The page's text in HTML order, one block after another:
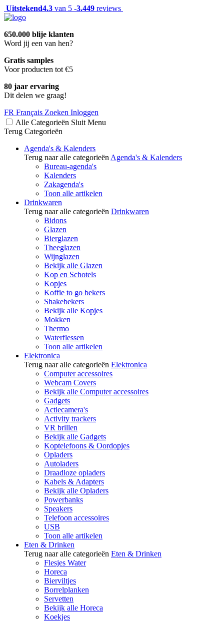
Uitstekend4.3 van 5 -3.449 reviews
650.000 blije klanten
Word jij een van hen?
Gratis samples
Voor producten tot €5
80 jaar ervaring
Dit delen we graag!
FR Français Zoeken Inloggen
Alle Categorieën Sluit Menu
Terug Categorieën
Agenda's & Kalenders
Terug naar alle categorieën Agenda's & Kalenders
Bureau-agenda's
Kalenders
Zakagenda's
Toon alle artikelen
Drinkwaren
Terug naar alle categorieën Drinkwaren
Bidons
Glazen
Bierglazen
Theeglazen
Wijnglazen
Bekijk alle Glazen
Kop en Schotels
Kopjes
Koffie to go bekers
Shakebekers
Bekijk alle Kopjes
Mokken
Thermo
Waterflessen
Toon alle artikelen
Elektronica
Terug naar alle categorieën Elektronica
Computer accessoires
Webcam Covers
Bekijk alle Computer accessoires
Gadgets
Actiecamera's
Activity trackers
VR brillen
Bekijk alle Gadgets
Koptelefoons & Oordopjes
Opladers
Autoladers
Draadloze opladers
Kabels & Adapters
Bekijk alle Opladers
Powerbanks
Speakers
Telefoon accessoires
USB
Toon alle artikelen
Eten & Drinken
Terug naar alle categorieën Eten & Drinken
Flesjes Water
Horeca
Bierviltjes
Borrelplanken
Servetten
Bekijk alle Horeca
Koekjes